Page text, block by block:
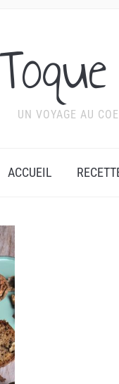
UN VOYAGE AU
ACCUEIL